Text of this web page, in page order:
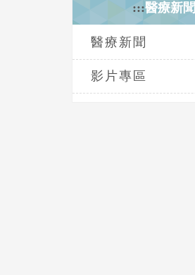
:::醫療新聞
醫療新聞
影片專區